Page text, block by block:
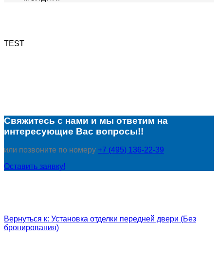
TEST
Свяжитесь с нами и мы ответим на
интересующие Вас вопросы!!
или позвоните по номеру +7 (495) 136-22-39
Оставить заявку!
Вернуться к: Установка отделки передней двери (Без
бронирования)